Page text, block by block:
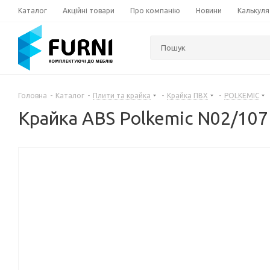
Каталог Акційні товари Про компанію Новини
Головна - Каталог - Плити та крайка - Крайка ПВХ - POLKEMIC
Крайка ABS Polkemic N02/